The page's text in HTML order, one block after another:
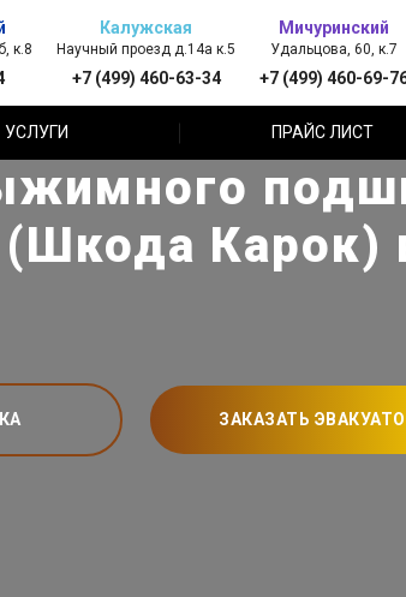
к.8
Калужская
Научный проезд д.14а к.5
+7 (499) 460-63-34
Мичуринский
Удальцова, 60, к.7
+7 (499) 460-69-
УСЛУГИ ПРАЙС ЛИСТ
(Шкода Карок)
ЗАКАЗАТЬ